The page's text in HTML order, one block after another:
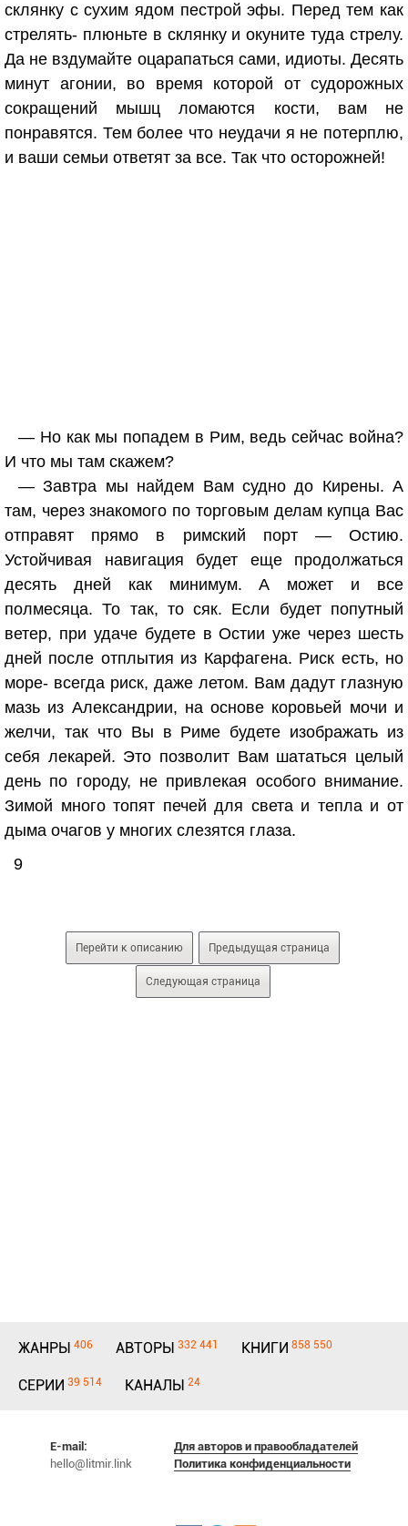
склянку с сухим ядом пестрой эфы. Перед тем как
стрелять- плюньте в склянку и окуните туда стрелу.
Да не вздумайте оцарапаться сами, идиоты. Десять
минут агонии, во время которой от судорожных
сокращений мышц ломаются кости, вам не
понравятся. Тем более что неудачи я не потерплю,
и ваши семьи ответят за все. Так что осторожней!
— Но как мы попадем в Рим, ведь сейчас война?
И что мы там скажем?
— Завтра мы найдем Вам судно до Кирены. А
там, через знакомого по торговым делам купца Вас
отправят прямо в римский порт — Остию.
Устойчивая навигация будет еще продолжаться
десять дней как минимум. А может и все
полмесяца. То так, то сяк. Если будет попутный
ветер, при удаче будете в Остии уже через шесть
дней после отплытия из Карфагена. Риск есть, но
море- всегда риск, даже летом. Вам дадут глазную
мазь из Александрии, на основе коровьей мочи и
желчи, так что Вы в Риме будете изображать из
себя лекарей. Это позволит Вам шататься целый
день по городу, не привлекая особого внимание.
Зимой много топят печей для света и тепла и от
дыма очагов у многих слезятся глаза.
9
Перейти к описанию Предыдущая страница
Следующая страница
ЖАНРЫ 406 АВТОРЫ 332 441 КНИГИ 858 550
СЕРИИ 39 514 КАНАЛЫ 24
E-mail:
hello@litmir.link
Для авторов и правообладателей
Политика конфиденциальности